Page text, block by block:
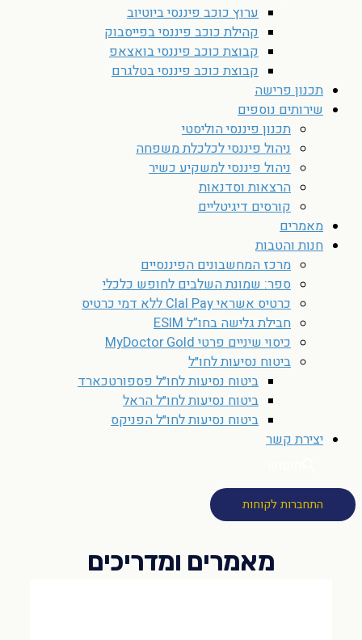
ערוץ כוכב פיננסי ביוטיוב
קהילת כוכב פיננסי בפייסבוק
קבוצת כוכב פיננסי בואצאפ
קבוצת כוכב פיננסי בטלגרם
תכנון פרישה
שירותים נוספים
תכנון פיננסי הוליסטי
ניהול פיננסי לכלכלת משפחה
ניהול פיננסי למשקיע כשיר
הרצאות וסדנאות
קורסים דיגיטליים
מאמרים
חנות והטבות
מרכז המחשבונים הפיננסיים
ספר: שמונת השלבים לחופש כלכלי
כרטיס אשראי Clal Pay ללא דמי כרטיס
חבילת גלישה בחו”ל ESIM
כיסוי שיניים פרטי MyDoctor Gold
ביטוח נסיעות לחו״ל
ביטוח נסיעות לחו״ל פספורטכארד
ביטוח נסיעות לחו״ל הראל
ביטוח נסיעות לחו״ל הפניקס
יצירת קשר
התחברות לקוחות